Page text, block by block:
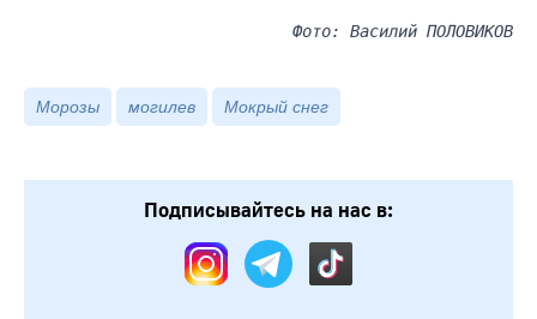
Фото: Василий ПОЛОВИКОВ
Морозы могилев Мокрый снег
Подписывайтесь на нас в: